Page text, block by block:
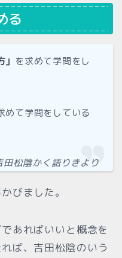
る
を求めて学問をし
めて学問をしている
松陰かく語りきより
びました。
あればいいと概念を
ば、吉田松陰のいう